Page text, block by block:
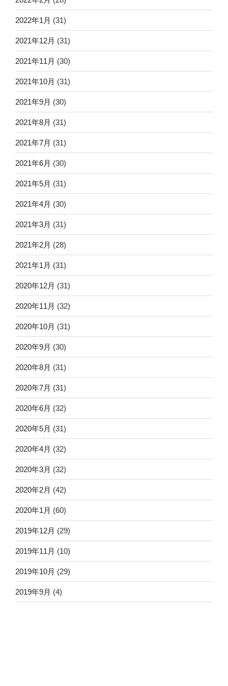
2022年1月 (31)
2021年12月 (31)
2021年11月 (30)
2021年10月 (31)
2021年9月 (30)
2021年8月 (31)
2021年7月 (31)
2021年6月 (30)
2021年5月 (31)
2021年4月 (30)
2021年3月 (31)
2021年2月 (28)
2021年1月 (31)
2020年12月 (31)
2020年11月 (32)
2020年10月 (31)
2020年9月 (30)
2020年8月 (31)
2020年7月 (31)
2020年6月 (32)
2020年5月 (31)
2020年4月 (32)
2020年3月 (32)
2020年2月 (42)
2020年1月 (60)
2019年12月 (29)
2019年11月 (10)
2019年10月 (29)
2019年9月 (4)